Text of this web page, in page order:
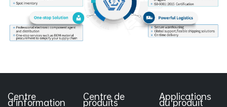
Centre
d'information
Centre de
produits
Applications
du produit